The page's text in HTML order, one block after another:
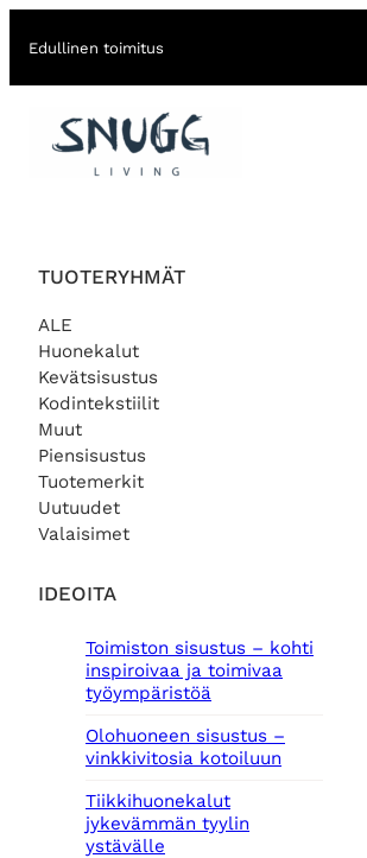
Edullinen toimitus
TUOTERYHMÄT
ALE
Huonekalut
Kevätsisustus
Kodintekstiilit
Muut
Piensisustus
Tuotemerkit
Uutuudet
Valaisimet
IDEOITA
Toimiston sisustus – kohti
inspiroivaa ja toimivaa
työympäristöä
Olohuoneen sisustus –
vinkkivitosia kotoiluun
Tiikkihuonekalut
jykevämmän tyylin
ystävälle